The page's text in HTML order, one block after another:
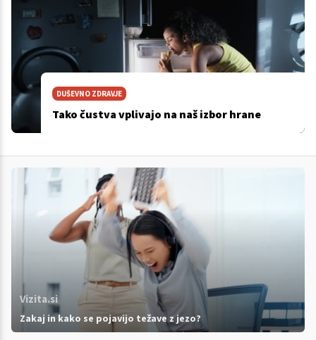
DUŠEVNO ZDRAVJE
Tako čustva vplivajo na naš izbor hrane
Vizita.si
Zakaj in kako se pojavijo težave z jezo?